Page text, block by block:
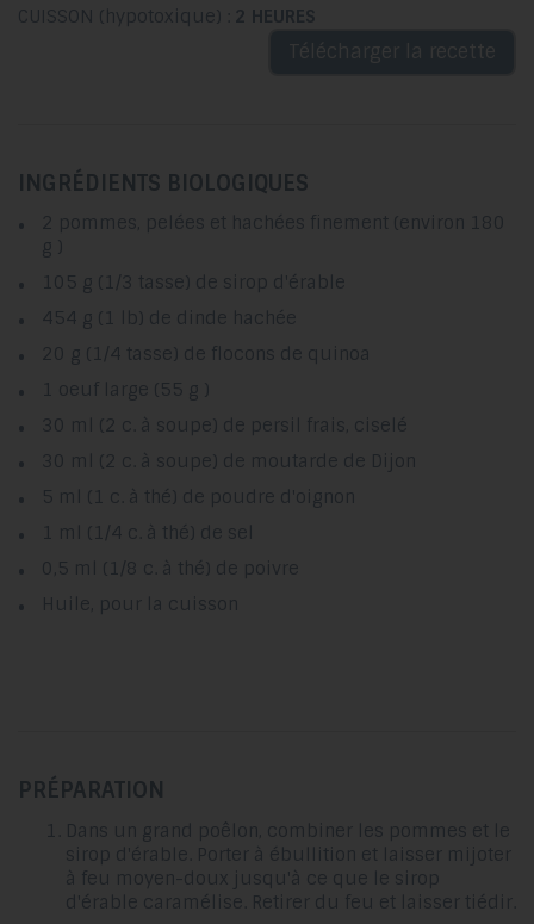
CUISSON (hypotoxique) : 2 HEURES
INGRÉDIENTS BIOLOGIQUES
2 pommes, pelées et hachées finement (environ 180
g )
105 g (1/3 tasse) de sirop d'érable
454 g (1 lb) de dinde hachée
20 g (1/4 tasse) de flocons de quinoa
1 oeuf large (55 g )
30 ml (2 c. à soupe) de persil frais, ciselé
30 ml (2 c. à soupe) de moutarde de Dijon
5 ml (1 c. à thé) de poudre d'oignon
1 ml (1/4 c. à thé) de sel
0,5 ml (1/8 c. à thé) de poivre
Huile, pour la cuisson
PRÉPARATION
Dans un grand poêlon, combiner les pommes et le
sirop d'érable. Porter à ébullition et laisser mijoter
à feu moyen-doux jusqu'à ce que le sirop
d'érable caramélise. Retirer du feu et laisser tiédir.